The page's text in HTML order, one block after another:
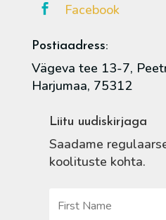
 Facebook
Postiaadress:
Vägeva tee 13-7,
Harjumaa, 75312
Liitu uudiskirjaga
Saadame
koolituste kohta.